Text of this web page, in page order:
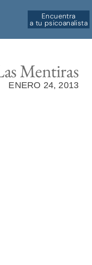
Encuentra
a tu psicoanalista
Mentiras
ENERO 24, 2013